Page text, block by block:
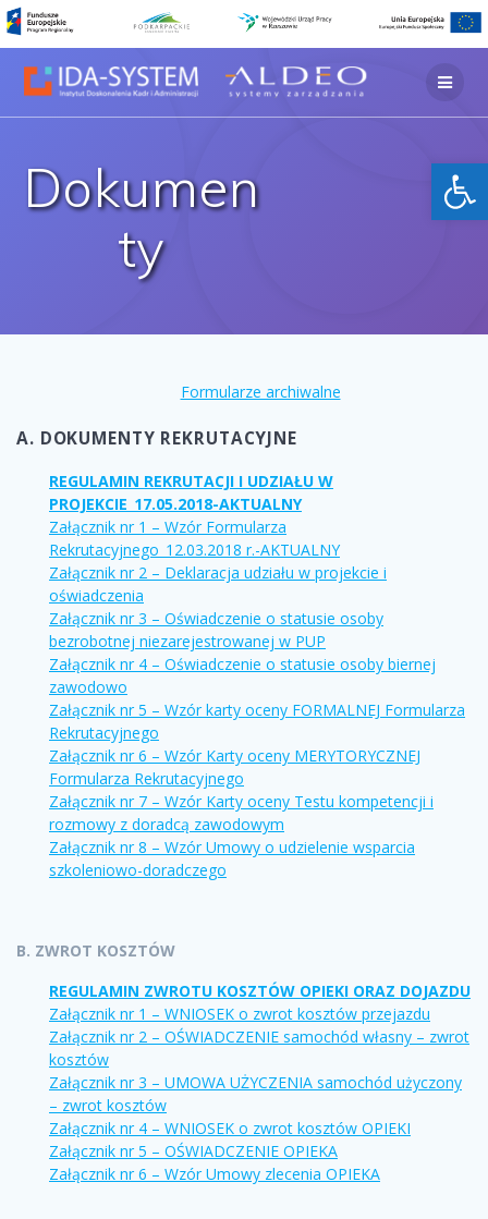
Skip
to
Dokumen
ty
Formularze archiwalne
A. DOKUMENTY REKRUTACYJNE
REGULAMIN REKRUTACJI I UDZIAŁU W
PROJEKCIE_17.05.2018-AKTUALNY
Załącznik nr 1 – Wzór Formularza
Rekrutacyjnego_12.03.2018 r.-AKTUALNY
Załącznik nr 2 – Deklaracja udziału w projekcie i
oświadczenia
Załącznik nr 3 – Oświadczenie o statusie osoby
bezrobotnej niezarejestrowanej w PUP
Załącznik nr 4 – Oświadczenie o statusie osoby biernej
zawodowo
Załącznik nr 5 – Wzór karty oceny FORMALNEJ Formularza
Rekrutacyjnego
Załącznik nr 6 – Wzór Karty oceny MERYTORYCZNEJ
Formularza Rekrutacyjnego
Załącznik nr 7 – Wzór Karty oceny Testu kompetencji i
rozmowy z doradcą zawodowym
Załącznik nr 8 – Wzór Umowy o udzielenie wsparcia
szkoleniowo-doradczego
B. ZWROT KOSZTÓW
REGULAMIN ZWROTU KOSZTÓW OPIEKI ORAZ DOJAZDU
Załącznik nr 1 – WNIOSEK o zwrot kosztów przejazdu
Załącznik nr 2 – OŚWIADCZENIE samochód własny – zwrot
kosztów
Załącznik nr 3 – UMOWA UŻYCZENIA samochód użyczony
– zwrot kosztów
Załącznik nr 4 – WNIOSEK o zwrot kosztów OPIEKI
Załącznik nr 5 – OŚWIADCZENIE OPIEKA
Załącznik nr 6 – Wzór Umowy zlecenia OPIEKA